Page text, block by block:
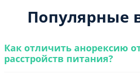
Популярные
Как отличить анорексию
расстройств питания?